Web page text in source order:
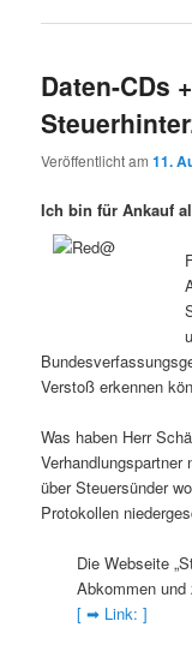
Daten-CDs +
Veröffentlicht am11.
Ich bin für Ankauf
Verstoß erkennen
Was haben Herr
Verhandlungspartner
über Steuersünder
Protokollen
Die Webseite
Abkommen
[ ➡ Link: ]